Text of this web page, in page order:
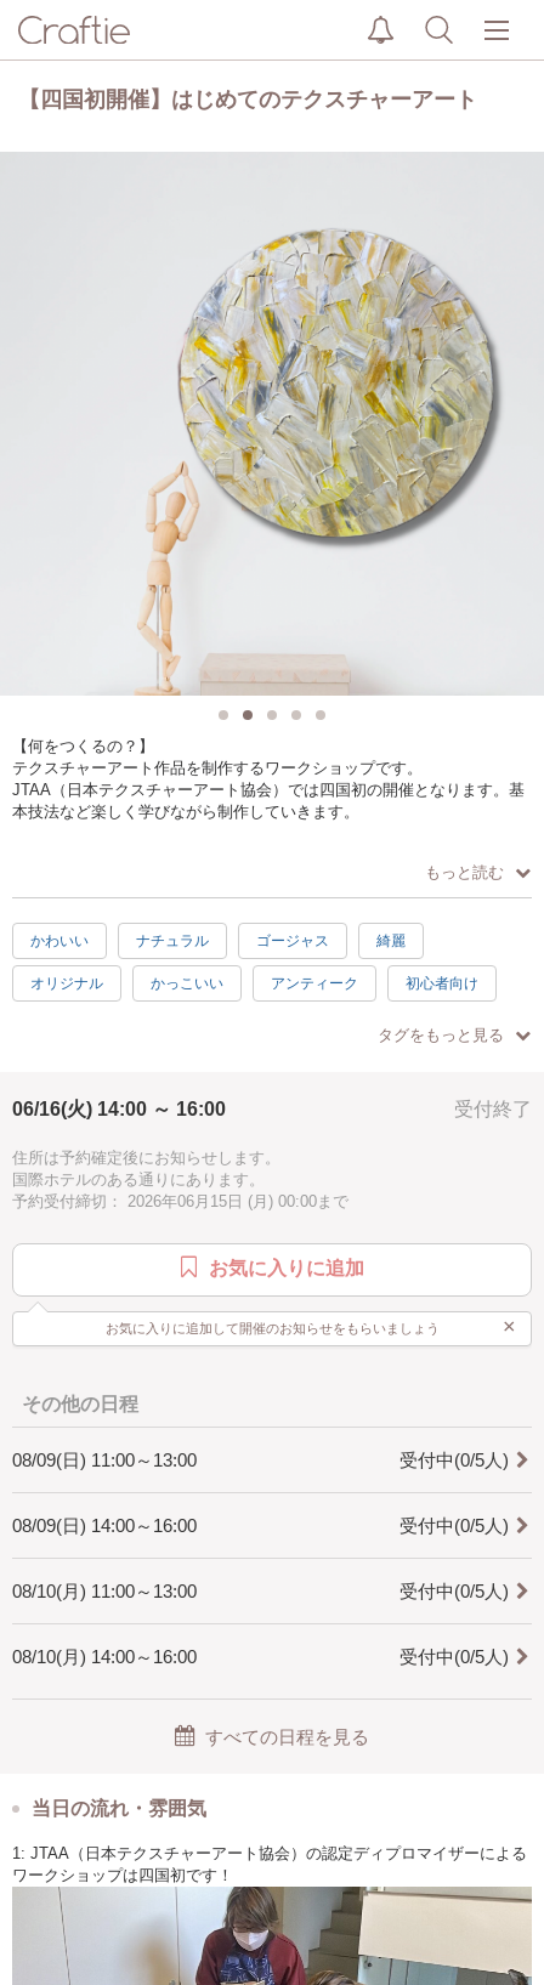
【四国初開催】はじめてのテクスチャーアート
【何をつくるの？】
テクスチャーアート作品を制作するワークショップです。
JTAA（日本テクスチャーアート協会）では四国初の開催となります。基
本技法など楽しく学びながら制作していきます。
アクリル絵の具を使用し、ペインティングナイフを使って描いていきま
す。
【作品の仕様は2パターンから選択】
①ツインズ
２枚のキャンバスに描きます。
【ここがオススメ！】
正解がないのが『アートの世界』。
絵心に自信が無い方でも安心してお楽しみいただけます。
【どんな人が対象？】
加いただけます。
【ぜひ知ってほしい！】
＊テクスチャーアートって？＊
テクスチャーとは、感触・質感などのことを意味し、絵肌・質感・凹凸
＊講師からメッセージ＊
JTAA認定ディプロマイザーの渡部サヤカと申します！
インテリアが完成しますよ。
ワークショップ中に色々お話できることを楽しみにしています^^
もっと読む
かわいい ナチュラル ゴージャス 綺麗
オリジナル かっこいい アンティーク 初心者向け
達成感
手ぶらOK
タグをもっと見る
受付終了
06/16(火) 14:00 ～ 16:00
住所は予約確定後にお知らせします。
国際ホテルのある通りにあります。
予約受付締切： 2026年06月15日 (月) 00:00まで
お気に入りに追加
お気に入りに追加して開催のお知らせをもらいましょう ×
その他の日程
受付中(0/5人)
08/09(日) 11:00～13:00
受付中(0/5人)
08/09(日) 14:00～16:00
受付中(0/5人)
08/10(月) 11:00～13:00
受付中(0/5人)
08/10(月) 14:00～16:00
すべての日程を見る
当日の流れ・雰囲気
1: JTAA（日本テクスチャーアート協会）の認定ディプロマイザーによる
ワークショップは四国初です！